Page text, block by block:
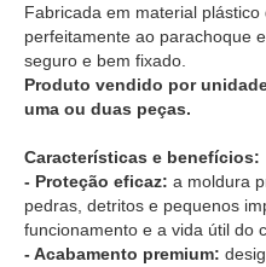
Fabricada em material
perfeitamente ao parachoque
seguro e bem fixado.
Produto vendido por
uma ou duas peças.
Características e benefícios:
- Proteção eficaz: a moldura
pedras, detritos e pequenos
funcionamento e a vida útil do
- Acabamento premium: